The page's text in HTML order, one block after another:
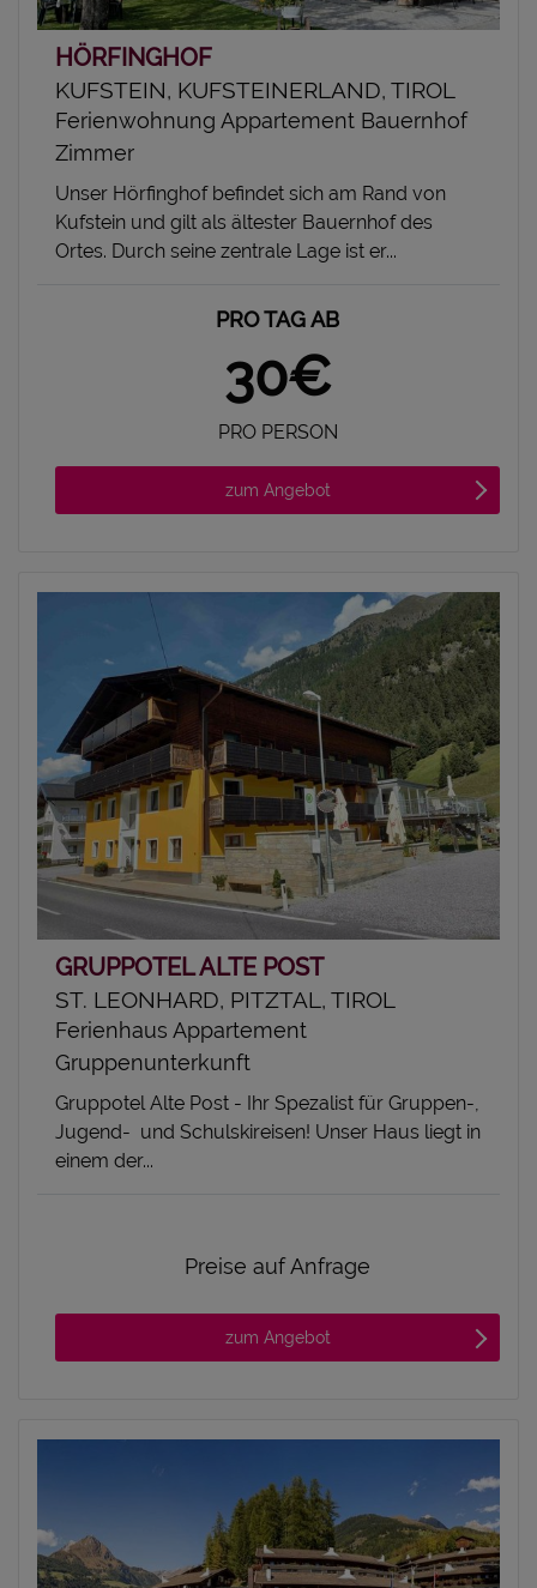
HÖRFINGHOF
KUFSTEIN, KUFSTEINERLAND, TIROL
Ferienwohnung Appartement Bauernhof
Zimmer
Unser Hörfinghof befindet sich am Rand von
Kufstein und gilt als ältester Bauernhof des
Ortes. Durch seine zentrale Lage ist er...
PRO TAG AB
30€
PRO PERSON
zum Angebot
GRUPPOTEL ALTE POST
ST. LEONHARD, PITZTAL, TIROL
Ferienhaus Appartement
Gruppenunterkunft
Gruppotel Alte Post - Ihr Spezalist für Gruppen-,
Jugend- und Schulskireisen! Unser Haus liegt in
einem der...
Preise auf Anfrage
zum Angebot